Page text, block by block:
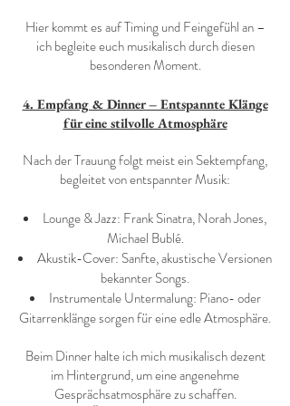
Hier kommt es auf Timing und Feingefühl an –
ich begleite euch musikalisch durch diesen
besonderen Moment.
4. Empfang & Dinner – Entspannte Klänge
für eine stilvolle Atmosphäre
Nach der Trauung folgt meist ein Sektempfang,
begleitet von entspannter Musik:
Lounge & Jazz: Frank Sinatra, Norah Jones,
Michael Bublé.
Akustik-Cover: Sanfte, akustische Versionen
bekannter Songs.
Instrumentale Untermalung: Piano- oder
Gitarrenklänge sorgen für eine edle Atmosphäre.
Beim Dinner halte ich mich musikalisch dezent
im Hintergrund, um eine angenehme
Gesprächsatmosphäre zu schaffen.